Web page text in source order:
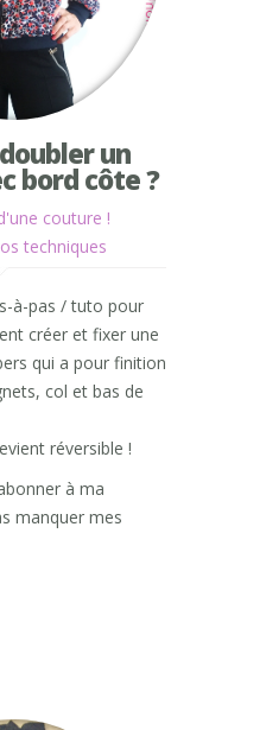
un
bord côte ?
couture !
techniques
à-pas / tuto pour
créer et fixer une
qui a pour finition
col et bas de
réversible !
à ma
manquer mes